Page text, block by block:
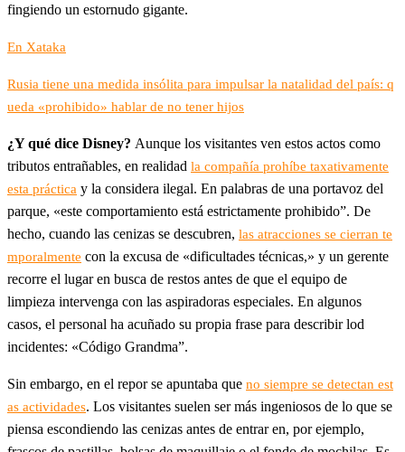
fingiendo un estornudo gigante.
En Xataka
Rusia tiene una medida insólita para impulsar la natalidad del país: q
ueda «prohibido» hablar de no tener hijos
¿Y qué dice Disney? Aunque los visitantes ven estos actos como
tributos entrañables, en realidad la compañía prohíbe taxativamente
esta práctica y la considera ilegal. En palabras de una portavoz del
parque, «este comportamiento está estrictamente prohibido”. De
hecho, cuando las cenizas se descubren, las atracciones se cierran te
mporalmente con la excusa de «dificultades técnicas,» y un gerente
recorre el lugar en busca de restos antes de que el equipo de
limpieza intervenga con las aspiradoras especiales. En algunos
casos, el personal ha acuñado su propia frase para describir lod
incidentes: «Código Grandma”.
Sin embargo, en el repor se apuntaba que no siempre se detectan est
as actividades. Los visitantes suelen ser más ingeniosos de lo que se
piensa escondiendo las cenizas antes de entrar en, por ejemplo,